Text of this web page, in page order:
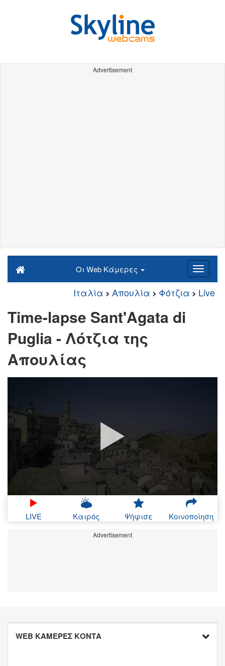
Advertisement
Οι Web Κάμερες
Ιταλία Απουλία Φότζια Live
Time-lapse Sant'Agata di
Puglia - Λότζια της
Απουλίας
LIVE Καιρός Ψήφισε Κοινοποίηση
Advertisement
WEB ΚΑΜΕΡΕΣ ΚΟΝΤΑ